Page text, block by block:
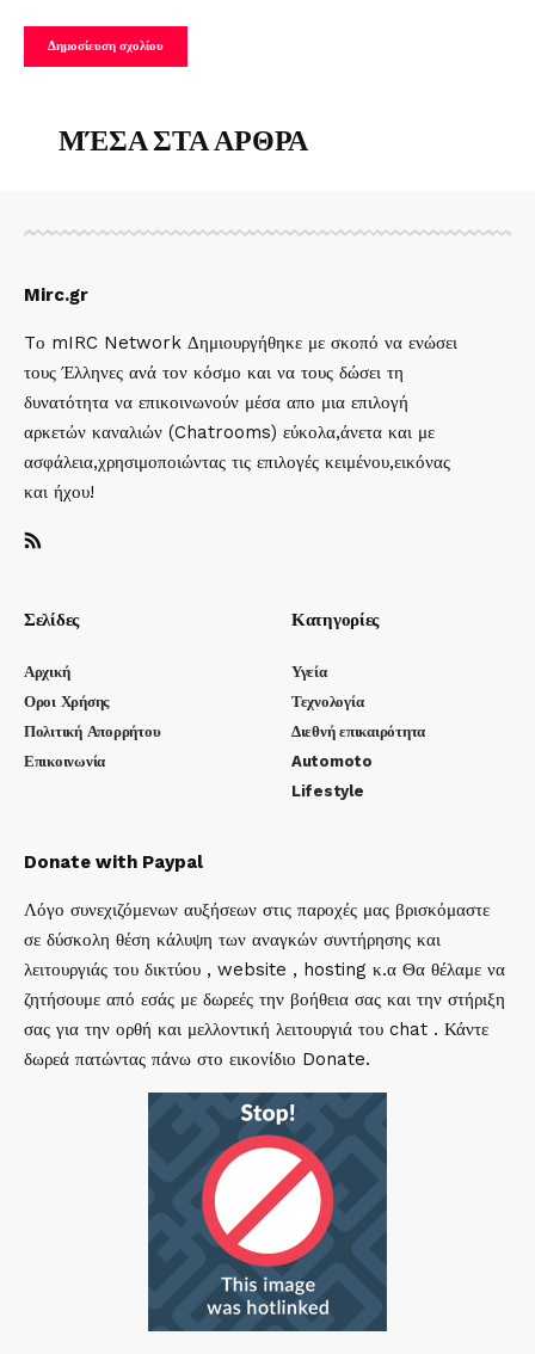
ΜΈΣΑ ΣΤΑ ΑΡΘΡΑ
Mirc.gr
Tο mIRC Network Δημιουργήθηκε με σκοπό να ενώσει
τους Έλληνες ανά τον κόσμο και να τους δώσει τη
δυνατότητα να επικοινωνούν μέσα απο μια επιλογή
αρκετών καναλιών (Chatrooms) εύκολα,άνετα και με
ασφάλεια,χρησιμοποιώντας τις επιλογές κειμένου,εικόνας
και ήχου!
Σελίδες
Αρχική
Οροι Χρήσης
Πολιτική Απορρήτου
Επικοινωνία
Κατηγορίες
Υγεία
Τεχνολογία
Διεθνή επικαιρότητα
Automoto
Lifestyle
Donate with Paypal
Λόγο συνεχιζόμενων αυξήσεων στις παροχές μας βρισκόμαστε
σε δύσκολη θέση κάλυψη των αναγκών συντήρησης και
λειτουργιάς του δικτύου , website , hosting κ.α Θα θέλαμε να
ζητήσουμε από εσάς με δωρεές την βοήθεια σας και την στήριξη
σας για την ορθή και μελλοντική λειτουργιά του chat . Κάντε
δωρεά πατώντας πάνω στο εικονίδιο Donate.